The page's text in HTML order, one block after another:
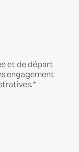
et de départ
engagement